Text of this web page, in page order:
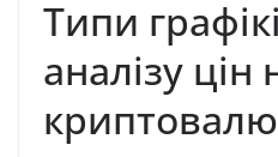
Типи
аналізу цін